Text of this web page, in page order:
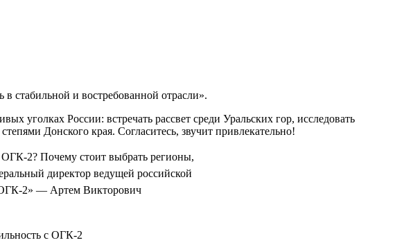
стабильной и востребованной отрасли».
уголках России: встречать рассвет среди Уральских гор, исследовать
Донского края. Согласитесь, звучит привлекательно!
ОГК-2? Почему стоит выбрать регионы,
директор ведущей российской
2» — Артем Викторович